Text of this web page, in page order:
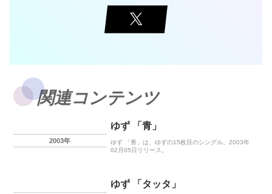
関連コンテンツ
2003年
ゆず 「青」
ゆず 「青」は、ゆずの15枚目のシングル。2003年
02月05日リリース。
ゆず 「タッタ」